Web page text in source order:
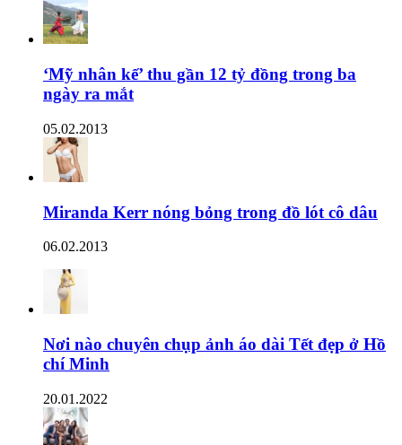
‘Mỹ nhân kế’ thu gần 12 tỷ đồng trong ba
ngày ra mắt
05.02.2013
Miranda Kerr nóng bỏng trong đồ lót cô dâu
06.02.2013
Nơi nào chuyên chụp ảnh áo dài Tết đẹp ở Hồ
chí Minh
20.01.2022